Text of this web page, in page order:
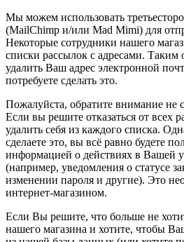
Мы можем использовать
(MailChimp и/или Mad Mimi) для
Некоторые сотрудники нашего
списки рассылок с адресами. Таким
удалить Ваш адрес электронной
потребуете сделать это.
Пожалуйста, обратите внимание не
Если вы решите отказаться от всех
удалить себя из каждого списка.
сделаете это, вы всё равно будете
информацией о действиях в Вашей
(например, уведомления о статусе
изменении пароля и другие). Это
интернет-магазином.
Если Вы решите, что больше не
нашего магазина и хотите, чтобы